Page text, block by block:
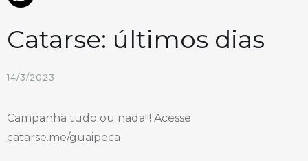
Catarse: últimos dias
14/3/2023
Campanha tudo ou nada!!! Acesse
catarse.me/guaipeca